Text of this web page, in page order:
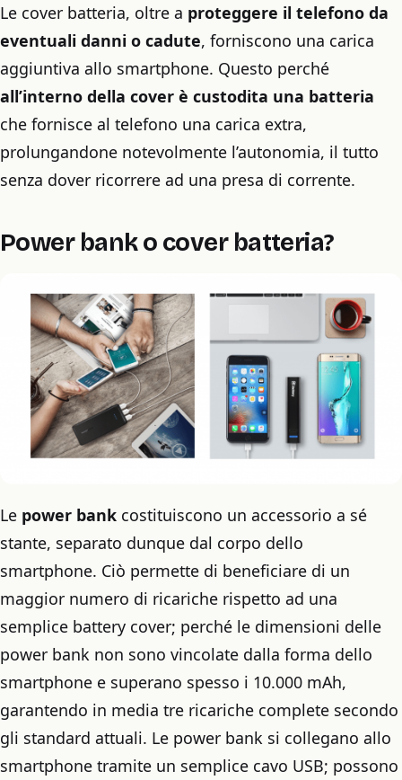
Le cover batteria, oltre a proteggere il telefono da
eventuali danni o cadute, forniscono una carica
aggiuntiva allo smartphone. Questo perché
all’interno della cover è custodita una batteria
che fornisce al telefono una carica extra,
prolungandone notevolmente l’autonomia, il tutto
senza dover ricorrere ad una presa di corrente.
Power bank o cover batteria?
Le power bank costituiscono un accessorio a sé
stante, separato dunque dal corpo dello
smartphone. Ciò permette di beneficiare di un
maggior numero di ricariche rispetto ad una
semplice battery cover; perché le dimensioni delle
power bank non sono vincolate dalla forma dello
smartphone e superano spesso i 10.000 mAh,
garantendo in media tre ricariche complete secondo
gli standard attuali. Le power bank si collegano allo
smartphone tramite un semplice cavo USB; possono